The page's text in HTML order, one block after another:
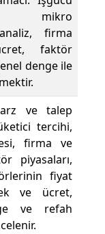
mikro
firma
faktör
denge ile
ve talep
tercihi,
firma ve
piyasaları,
fiyat
ve ücret,
ve refah